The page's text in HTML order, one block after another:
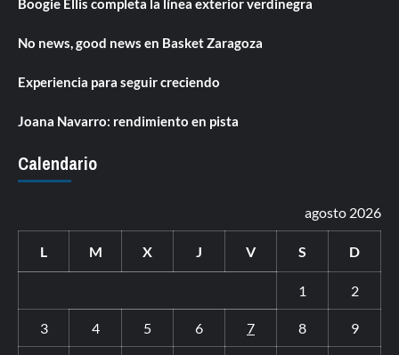
No news, good news en Basket Zaragoza
Experiencia para seguir creciendo
Joana Navarro: rendimiento en pista
Calendario
agosto 2026
L M X J V S D
1 2
3 4 5 6 7 8 9